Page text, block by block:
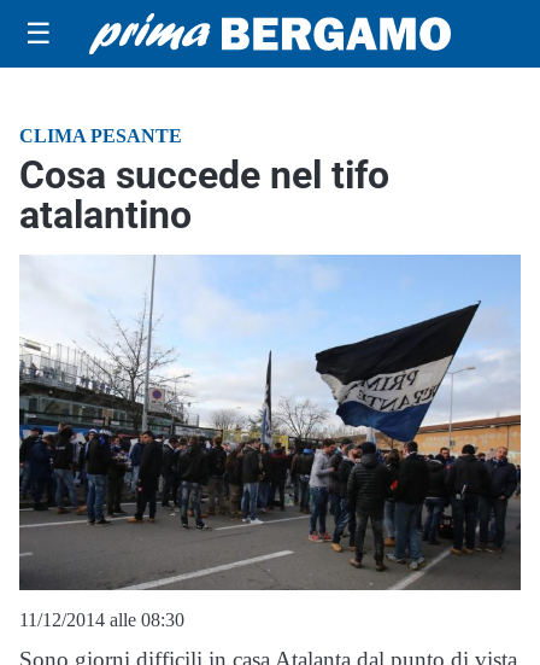
☰
CLIMA PESANTE
Cosa succede nel tifo
atalantino
11/12/2014 alle 08:30
Sono giorni difficili in casa Atalanta dal punto di vista